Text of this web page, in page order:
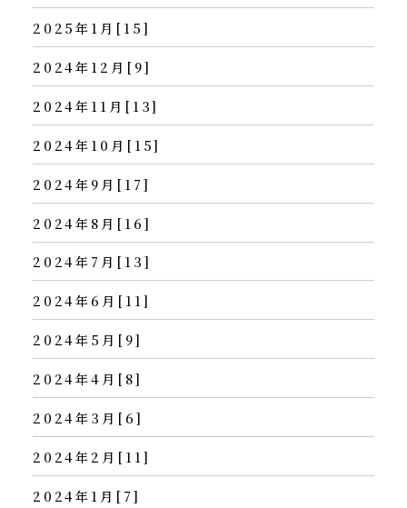
2025年1月[15]
2024年12月[9]
2024年11月[13]
2024年10月[15]
2024年9月[17]
2024年8月[16]
2024年7月[13]
2024年6月[11]
2024年5月[9]
2024年4月[8]
2024年3月[6]
2024年2月[11]
2024年1月[7]